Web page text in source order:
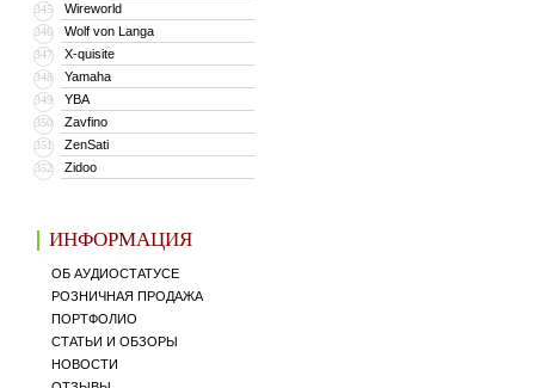
345 Wireworld
346 Wolf von Langa
347 X-quisite
348 Yamaha
349 YBA
350 Zavfino
351 ZenSati
352 Zidoo
ИНФОРМАЦИЯ
ОБ АУДИОСТАТУСЕ
РОЗНИЧНАЯ ПРОДАЖА
ПОРТФОЛИО
СТАТЬИ И ОБЗОРЫ
НОВОСТИ